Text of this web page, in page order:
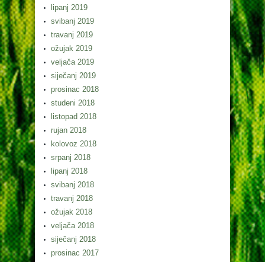
lipanj 2019
svibanj 2019
travanj 2019
ožujak 2019
veljača 2019
siječanj 2019
prosinac 2018
studeni 2018
listopad 2018
rujan 2018
kolovoz 2018
srpanj 2018
lipanj 2018
svibanj 2018
travanj 2018
ožujak 2018
veljača 2018
siječanj 2018
prosinac 2017